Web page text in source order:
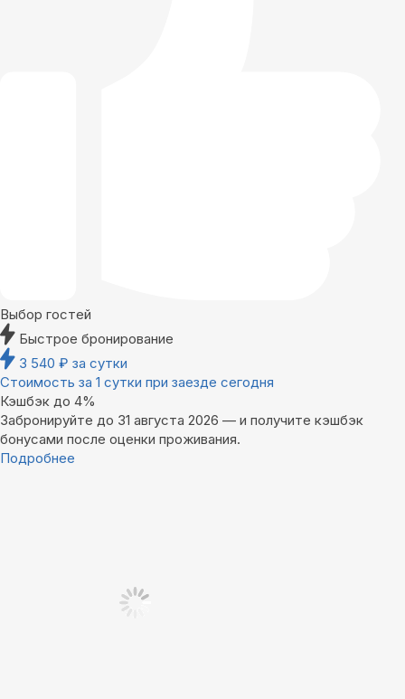
Выбор гостей
Быстрое бронирование
3 540 ₽ за сутки
Стоимость за 1 сутки при заезде сегодня
Кэшбэк до 4%
Забронируйте до 31 августа 2026 — и получите кэшбэк
бонусами после оценки проживания.
Подробнее